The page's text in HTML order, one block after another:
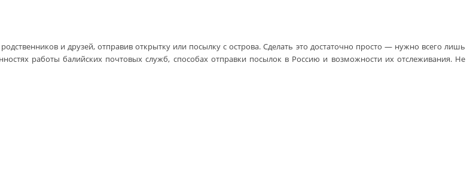
и друзей, отправив открытку или посылку с острова. Сделать это достаточно просто — нужно всего лишь
работы балийских почтовых служб, способах отправки посылок в Россию и возможности их отслеживания. Не